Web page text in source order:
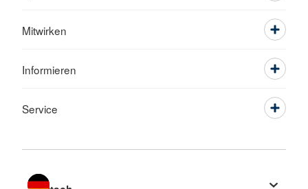
Mitwirken
Informieren
Service
Sprache wechseln zu